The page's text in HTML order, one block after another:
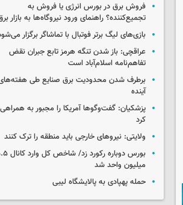
فروش برق در بورس انرژی یا فروش به
تجمیع‌کننده؟ راهنمای ورود نیروگاه‌ها به بازار
بازی‌های لیگ برتر فوتبال با تماشاگر برگزار
عراقچی: باز شدن تنگه هرمز تابع جبران نقض
تفاهم‌نامه اسلام‌آباد است
برطرف شدن محدودیت‌ برق صنایع طی
آینده
پزشکیان: گفت‌وگوها آمریکا را مجبور به همراهی
کرد
ولایتی: نیروهای خارجی باید منطقه را ترک کنند
بورس دوباره رکورد زد/
میلیون واحد شد
حمله پهپادی به پالایشگاه لیبی